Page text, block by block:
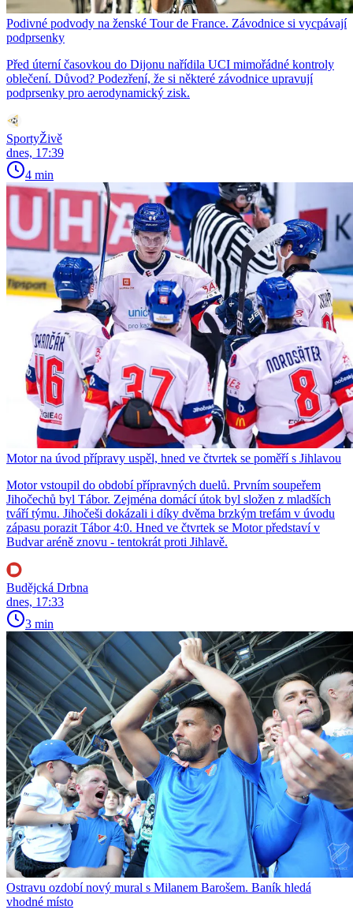
Podivné podvody na ženské Tour de France. Závodnice si vycpávají
podprsenky
Před úterní časovkou do Dijonu nařídila UCI mimořádné kontroly
oblečení. Důvod? Podezření, že si některé závodnice upravují
podprsenky pro aerodynamický zisk.
SportyŽivě
dnes, 17:39
4 min
Motor na úvod přípravy uspěl, hned ve čtvrtek se poměří s Jihlavou
Motor vstoupil do období přípravných duelů. Prvním soupeřem
Jihočechů byl Tábor. Zejména domácí útok byl složen z mladších
tváří týmu. Jihočeši dokázali i díky dvěma brzkým trefám v úvodu
zápasu porazit Tábor 4:0. Hned ve čtvrtek se Motor představí v
Budvar aréně znovu - tentokrát proti Jihlavě.
Budějcká Drbna
dnes, 17:33
3 min
Ostravu ozdobí nový mural s Milanem Barošem. Baník hledá
vhodné místo